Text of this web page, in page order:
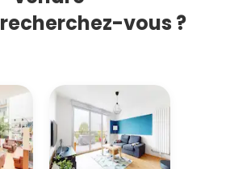
recherchez-vous ?